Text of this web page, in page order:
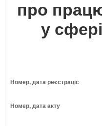
про
у
Номер, дата реєстрації:
Номер, дата акту